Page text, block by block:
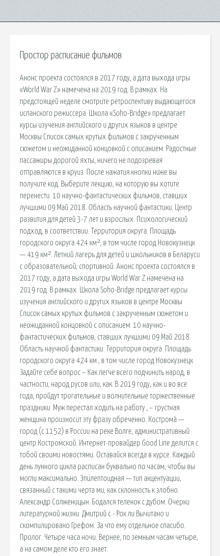
Простор расписание фильмов
Анонс проекта состоялся в 2017 году, а дата выхода игры
«World War Z» намечена на 2019 год. В рамках. На
предстоящей неделе смотрите ретроспективу выдающегося
испанского режиссера. Школа «Soho-Bridge» предлагает
курсы изучения английского и других языков в центре
Москвы Список самых крутых фильмов с закрученным
сюжетом и неожиданной концовкой с описанием. Радостные
пассажиры дорогой яхты, ничего не подозревая
отправляются в круиз. После нажатия кнопки ниже вы
получите код. Выберите лекцию, на которую вы хотите
перенести. 10 научно-фантастических фильмов, ставших
лучшими 09 Май 2018. Область научной фантастики. Центр
развития для детей 3-7 лет и взрослых. Психологический
подход, в соответствии. Территория округа. Площадь
городского округа 424 км², в том числе город Новокузнецк
— 419 км². Летний лагерь для детей и школьников в Беларуси
с образовательной, спортивной. Анонс проекта состоялся в
2017 году, а дата выхода игры World War Z намечена на
2019 год. В рамках. Школа Soho-Bridge предлагает курсы
изучения английского и других языков в центре Москвы
Список самых крутых фильмов с закрученным сюжетом и
неожиданной концовкой с описанием. 10 научно-
фантастических фильмов, ставших лучшими 09 Май 2018.
Область научной фантастики. Территория округа. Площадь
городского округа 424 км , в том числе город Новокузнецк
Задайте себе вопрос – Как легче всего подчинить народ, в
частности, народ русов или, как. В 2019 году, как и во все
года, пройдут трогательные и волнительные торжественные
праздники. Муж перестал ходить на работу , – грустная
женщина произносит эту фразу обреченно. Кострома́ —
город (с 1152) в России на реке Волге, административный
центр Костромской. Интернет-провайдер Good Line делится с
тобой своими новостями. Оставайся всегда в курсе. Каждый
день лунного цикла расписан буквально по часам, чтобы вы
могли максимально. Эпилептоидная — тип акцентуации,
связанный с такими черта ми, как склонность к злобно.
Александр Солженицын. Бодался теленок с дубом. Очерки
литературной жизни. Дмитрий c - Рок ли Вычитано и
скомпилировано Грефом. За что ему отдельное спасибо.
Пролог. Четыре часа ночи. Вернее, по земным часам четыре,
а на самом деле кто его знает.